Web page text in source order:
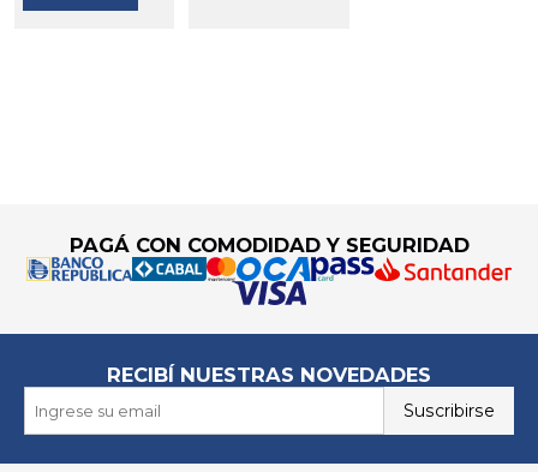
PAGÁ CON COMODIDAD Y SEGURIDAD
RECIBÍ NUESTRAS NOVEDADES
Suscribirse